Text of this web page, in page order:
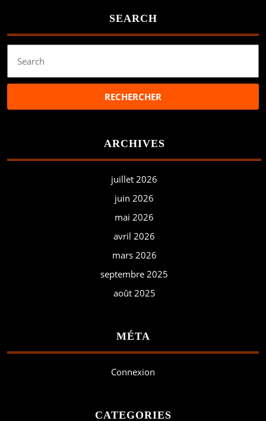
SEARCH
for:
ARCHIVES
juillet 2026
juin 2026
mai 2026
avril 2026
mars 2026
septembre 2025
août 2025
MÉTA
Connexion
CATEGORIES